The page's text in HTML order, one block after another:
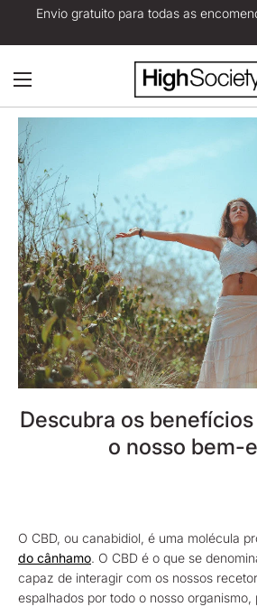
Envio gratuito para todas as
Descubra os
o nosso bem-
O CBD, ou canabidiol, é uma molécula
do cânhamo. O CBD é o que se
capaz de interagir com os nossos
espalhados por todo o nosso